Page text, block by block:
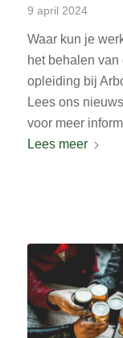
9 april 2024
Waar kun je
het behalen van
opleiding bij
Lees ons
voor meer
Lees meer